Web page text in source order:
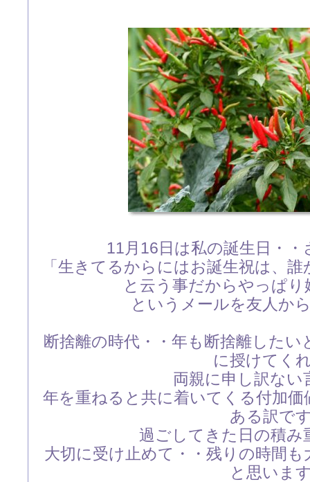
11月16日は私の誕生日・
「生きてるからにはお誕生祝は、
と云う事だからやっぱ
というメールを友人か
断捨離の時代・・年も断捨離した
に授けてく
両親に申し訳ない
年を重ねると共に着いてくる付加
ある訳で
過ごしてきた日の積み
大切に受け止めて・・残りの時間
と思いま